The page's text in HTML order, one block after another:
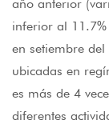
año anterior
inferior al
en setiembre
ubicadas en
es más de 4
diferentes